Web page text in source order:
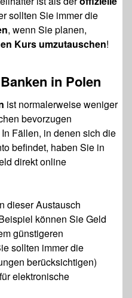
sollten Sie immer die
, wenn Sie planen,
Kurs umzutauschen!
in Polen
ist normalerweise weniger
bevorzugen
Fällen, in denen sich die
befindet, haben Sie in
direkt online
dieser Austausch
können Sie Geld
günstigeren
sollten immer die
berücksichtigen)
elektronische